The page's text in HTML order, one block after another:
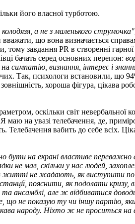
його власної турботою.
а не з маленького струмочка"
вважати, що вона визначається
тому завдання PR в створенні
бачать серед основних перепон:
симпатію, визнання, інтерес і
Так, психологи встановили, що
хороша фігура, цікава
оскільки світ невербальної
Я маю на увазі телебачення, де,
Телебачення вабить до себе всіх.
бути на екрані властиве
не мав, скільки у нас людей,
житті не жадають, як виступити по
пояснити, як подолати
ансамблі, але ж відбиватися
не показую ту чи іншу партію,
народу. Ніхто ж не проситься на